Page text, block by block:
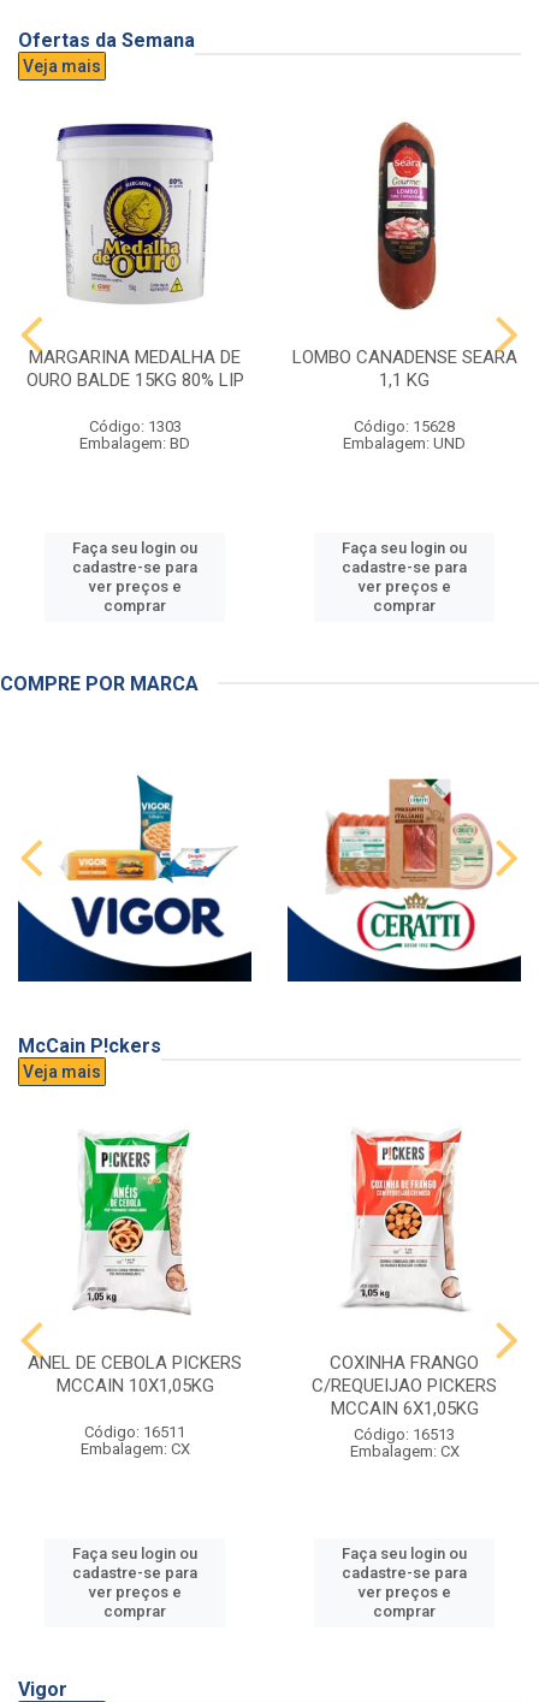
Ofertas da Semana
Veja mais
MARGARINA MEDALHA DE
OURO BALDE 15KG 80% LIP
Código: 1303
Embalagem: BD
Faça seu login ou
cadastre-se para
ver preços e
comprar
LOMBO CANADENSE SEARA
1,1 KG
Código: 15628
Embalagem: UND
Faça seu login ou
cadastre-se para
ver preços e
comprar
COMPRE POR MARCA
McCain P!ckers
Veja mais
ANEL DE CEBOLA PICKERS
MCCAIN 10X1,05KG
Código: 16511
Embalagem: CX
Faça seu login ou
cadastre-se para
ver preços e
comprar
COXINHA FRANGO
C/REQUEIJAO PICKERS
MCCAIN 6X1,05KG
Código: 16513
Embalagem: CX
Faça seu login ou
cadastre-se para
ver preços e
comprar
Vigor